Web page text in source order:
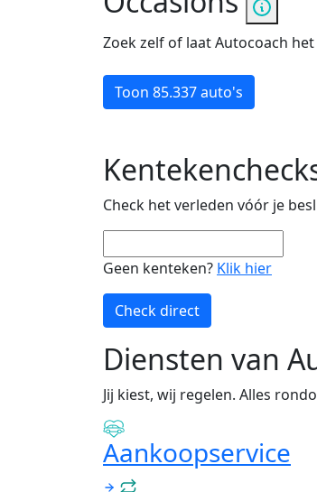
Zoek zelf of laat Autocoach
Toon 85.337 auto's
Check het verleden vóór je
Geen kenteken? Klik hier
Check direct
Diensten van
Jij kiest, wij regelen. Alles
Aankoopservice